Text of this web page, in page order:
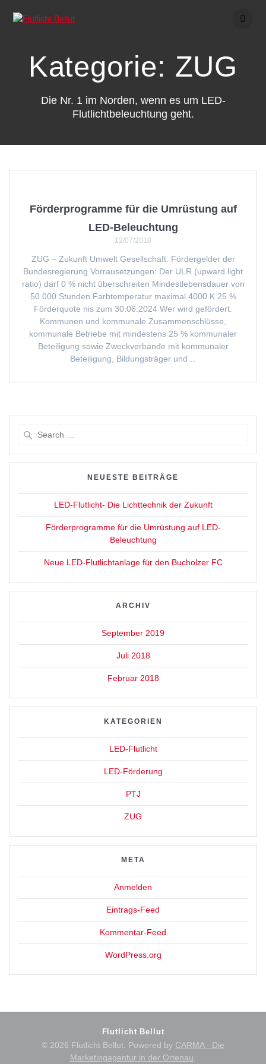
Kategorie: ZUG
Die Nr. 1 im Norden, wenn es um LED-
Flutlichtbeleuchtung geht.
Förderprogramme für die Umrüstung auf
LED-Beleuchtung
12/07/2018
ZUG – Zukunft Umwelt Gesellschaft: Fördergelder der
Bundesregierung Vorrausetzungen: Der ULR (upward light
ratio) darf 0 % nicht überschreiten Mindestlebensdauer von
50.000 Stunden Farbtemperatur maximal 4000 K 25 %
Förderquote nis zum 30.06.2024 Wer wird gefördert.
Kommunen und kommunale Zusammenschlüsse,
kommunale Betriebe mit mindestens 25 % kommunaler
Beteiligung sowie Zweckverbände mit kommunaler
Beteiligung, Bildungsträger und…
NEUESTE BEITRÄGE
LED-Flutlicht- Die Lichttechnik der Zukunft
Förderprogramme für die Umrüstung auf LED-
Beleuchtung
Neue LED-Flutlichtanlage für den Bucholzer FC
ARCHIV
September 2019
Juli 2018
Februar 2018
KATEGORIEN
LED-Flutlicht
LED-Förderung
PTJ
ZUG
META
Anmelden
Eintrags-Feed
Kommentar-Feed
WordPress.org
Flutlicht Bellut
© 2026 Flutlicht Bellut. Powered by CARMA - Die
Marketingagentur in der Ortenau